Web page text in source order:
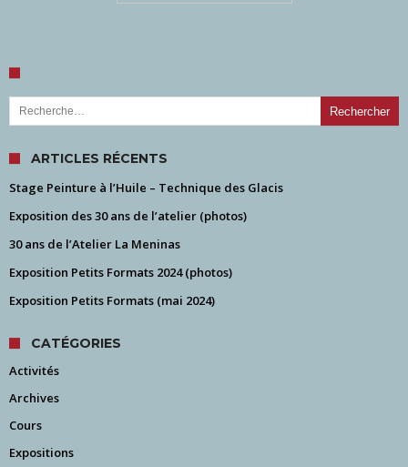
Rechercher :
ARTICLES RÉCENTS
Stage Peinture à l’Huile – Technique des Glacis
Exposition des 30 ans de l’atelier (photos)
30 ans de l’Atelier La Meninas
Exposition Petits Formats 2024 (photos)
Exposition Petits Formats (mai 2024)
CATÉGORIES
Activités
Archives
Cours
Expositions